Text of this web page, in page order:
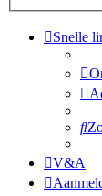
Snelle
V&A